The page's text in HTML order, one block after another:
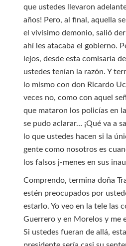
que ustedes llevaron
años! Pero, al final, aquella
el vivísimo demonio, salió
ahí les atacaba el gobierno.
lejos, desde esta comisaría
ustedes tenían la razón. Y
lo mismo con don Ricardo
veces no, como con aquel
que mataron los policías en
se pudo aclarar… ¡Qué va a
lo que ustedes hacen si la
gente como nosotros es
los falsos j-menes en sus
Comprendo, termina doña
estén preocupados por
estarlo. Yo veo en la tele las
Guerrero y en Morelos y me
Si ustedes fueran de allá,